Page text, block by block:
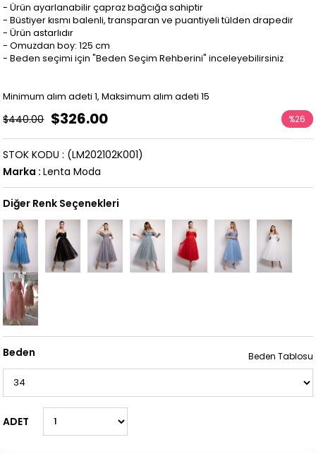
- Ürün ayarlanabilir çapraz bağcığa sahiptir
- Büstiyer kısmı balenli, transparan ve puantiyeli tülden drapedir
- Ürün astarlıdır
- Omuzdan boy: 125 cm
- Beden seçimi için "Beden Seçim Rehberini" inceleyebilirsiniz
Minimum alım adeti 1, Maksimum alım adeti 15
$440.00 $326.00 %26
İndirim
(LM202102K001)
STOK KODU
Marka : Lenta Moda
Diğer Renk Seçenekleri
Beden Beden Tablosu
ADET